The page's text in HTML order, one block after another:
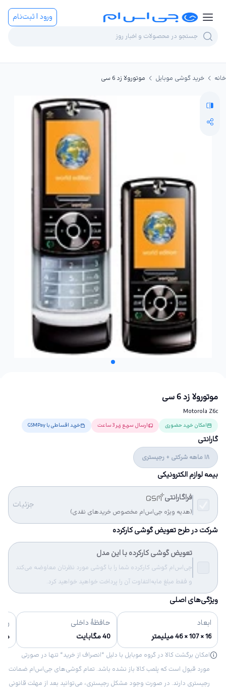
ورود | ثبت‌نام
خانه خرید گوشی موبایل موتورولا زد 6 سی
موتورولا زد 6 سی
Motorola Z6c
امکان خرید حضوری ارسال سریع زیر 3 ساعت خرید اقساطی با GSMPay
گارانتی
18 ماهه شرکتی + رجیستری
بیمه لوازم الکترونیکی
فراگارانتی
(هدیه ویژه جی‌اس‌ام مخصوص خریدهای نقدی)
جزئیات
شرکت در طرح تعویض گوشی کارکرده
تعویض گوشی کارکرده با این مدل
جی‌اس‌ام گوشی کارکرده شما را با گوشی مورد نظرتان معاوضه می‌کند
و فقط مبلغ مابه‌التفاوت آن را پرداخت خواهید خواهید کرد.
ویژگی‌های اصلی
ابعاد
16 × 107 × 46 میلیمتر
حافظهٔ داخلی
40 مگابایت
امکان برگشت کالا در گروه موبایل با دلیل “انصراف از خرید“ تنها در صورتی
مورد قبول است که پلمب کالا باز نشده باشد. تمام گوشی‌های جی‌اس‌ام ضمانت
رجیستری دارند. در صورت وجود مشکل رجیستری، می‌توانید بعد از مهلت قانونی